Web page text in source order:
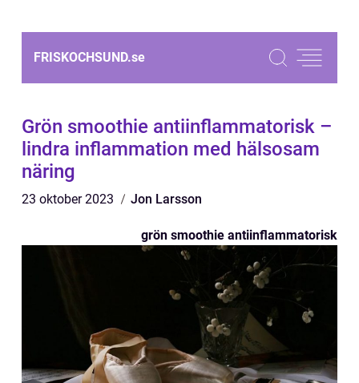
FRISKOCHSUND.se
Grön smoothie antiinflammatorisk –
lindra inflammation med hälsosam
näring
23 oktober 2023 Jon Larsson
grön smoothie antiinflammatorisk